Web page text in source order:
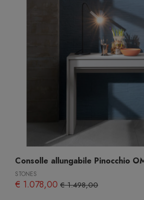
Consolle allungabile Pinocchio
STONES
€ 1.078,00 € 1.498,00